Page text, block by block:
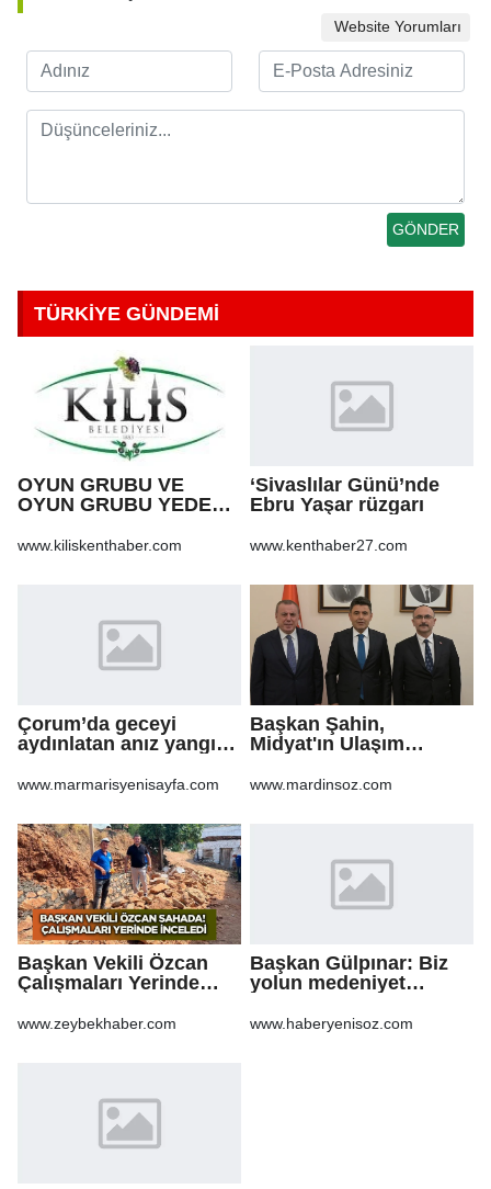
Website Yorumları
TÜRKİYE GÜNDEMİ
OYUN GRUBU VE
OYUN GRUBU YEDEK
www.kiliskenthaber.com
‘Sivaslılar Günü’nde
Ebru Yaşar rüzgarı
www.kenthaber27.com
Çorum’da geceyi
aydınlatan anız yangını
www.marmarisyenisayfa.com
Başkan Şahin,
Midyat'ın Ulaşım
Taşıdı
www.mardinsoz.com
Başkan Vekili Özcan
Çalışmaları Yerinde
www.zeybekhaber.com
Başkan Gülpınar: Biz
yolun medeniyet
www.haberyenisoz.com